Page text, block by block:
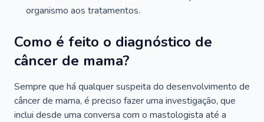
organismo aos tratamentos.
Como é feito o diagnóstico de
câncer de mama?
Sempre que há qualquer suspeita do desenvolvimento de
câncer de mama, é preciso fazer uma investigação, que
inclui desde uma conversa com o mastologista até a